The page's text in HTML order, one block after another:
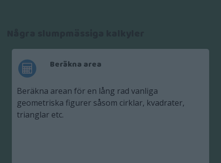
Beräkna area
Beräkna arean för en lång rad vanliga
geometriska figurer såsom cirklar, kvadrater,
trianglar etc.